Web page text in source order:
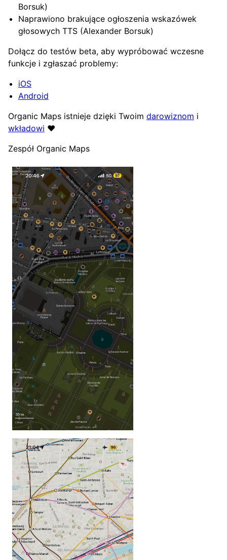
Borsuk)
Naprawiono brakujące ogłoszenia wskazówek
głosowych TTS (Alexander Borsuk)
Dołącz do testów beta, aby wypróbować wczesne
funkcje i zgłaszać problemy:
iOS
Android
Organic Maps istnieje dzięki Twoim darowiznom i
wkładowi ❤️
Zespół Organic Maps